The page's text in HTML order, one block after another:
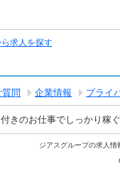
求人を探す
問 企業情報 プライ
きのお仕事でしっかり稼
ジアスグループの求人